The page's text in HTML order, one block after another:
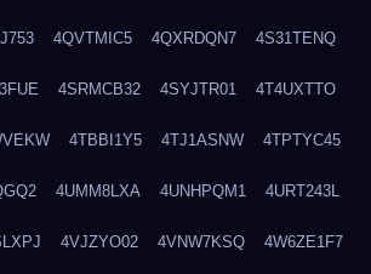
4QVTMIC5 4QXRDQN7 4S31TENQ
4SRMCB32 4SYJTR01 4T4UXTTO
4TBBI1Y5 4TJ1ASNW 4TPTYC45
4UMM8LXA 4UNHPQM1 4URT243L
4VJZYO02 4VNW7KSQ 4W6ZE1F7